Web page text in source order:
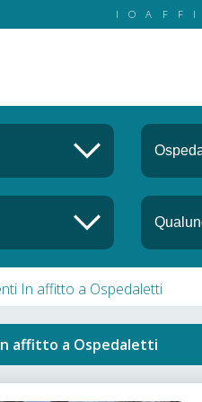
In affitto a Ospedaletti
affitto a Ospedaletti